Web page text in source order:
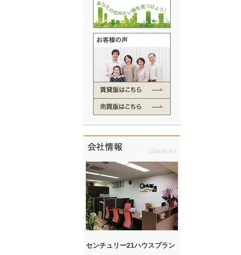
センチュリー21ハウスプラン